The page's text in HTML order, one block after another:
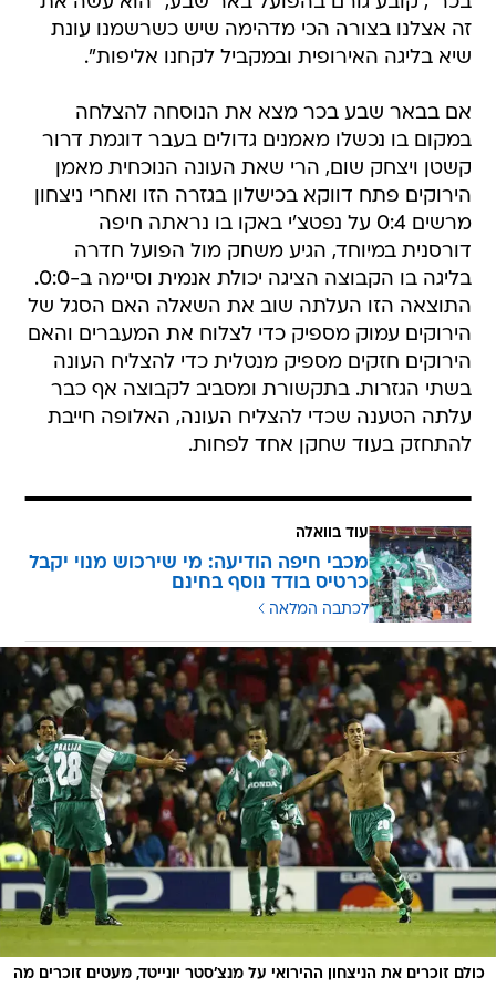
זה אצלנו בצורה הכי מדהימה שיש כשרשמנו עונת
שיא בליגה האירופית ובמקביל לקחנו אליפות".
אם בבאר שבע בכר מצא את הנוסחה להצלחה
במקום בו נכשלו מאמנים גדולים בעבר דוגמת דרור
קשטן ויצחק שום, הרי שאת העונה הנוכחית מאמן
הירוקים פתח דווקא בכישלון בגזרה הזו ואחרי ניצחון
מרשים 0:4 על נפטצ'י באקו בו נראתה חיפה
דורסנית במיוחד, הגיע משחק מול הפועל חדרה
בליגה בו הקבוצה הציגה יכולת אנמית וסיימה ב-0:0.
התוצאה הזו העלתה שוב את השאלה האם הסגל של
הירוקים עמוק מספיק כדי לצלוח את המעברים והאם
הירוקים חזקים מספיק מנטלית כדי להצליח העונה
בשתי הגזרות. בתקשורת ומסביב לקבוצה אף כבר
עלתה הטענה שכדי להצליח העונה, האלופה חייבת
להתחזק בעוד שחקן אחד לפחות.
עוד בוואלה
מכבי חיפה הודיעה: מי שירכוש מנוי יקבל
כרטיס בודד נוסף בחינם
לכתבה המלאה
כולם זוכרים את הניצחון ההירואי על מנצ'סטר יונייטד, מעטים זוכרים מה